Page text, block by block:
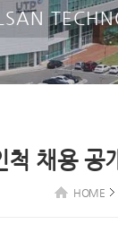
척 채용 공
HOME